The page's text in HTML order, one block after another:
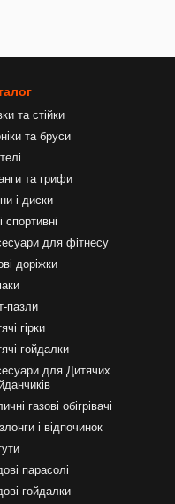
та стійки
та бруси
та грифи
і диски
спортивні
для фітнесу
доріжки
пазли
гірки
гойдалки
для Дитячих
газові обігрівачі
і відпочинок
парасолі
гойдалки